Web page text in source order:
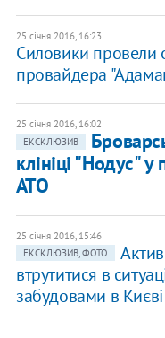
25 січня 2016, 16:23
Силовики провели
провайдера
25 січня 2016, 16:02
ЕКСКЛЮЗИВ
клініці "Нодус"
АТО
25 січня 2016, 15:46
ЕКСКЛЮЗИВ, ФОТО
втрутитися в
забудовами в Києві